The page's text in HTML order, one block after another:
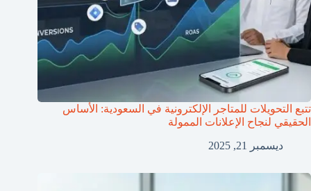
تتبع التحويلات للمتاجر الإلكترونية في السعودية: الأساس
الحقيقي لنجاح الإعلانات الممولة
ديسمبر 21, 2025